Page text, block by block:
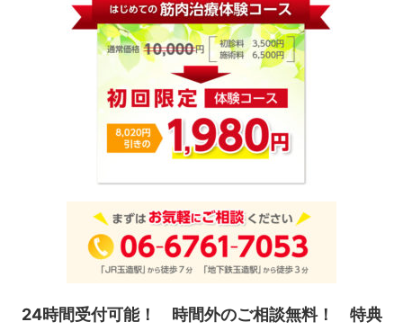
24時間受付可能！ 時間外のご相談無料！ 特典